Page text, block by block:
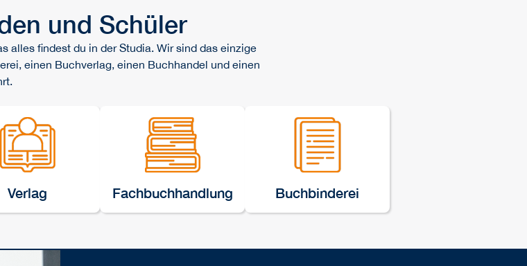
und Schüler
alles findest du in der Studia. Wir sind das einzige
einen Buchverlag, einen Buchhandel und einen
Verlag Fachbuchhandlung Buchbinderei